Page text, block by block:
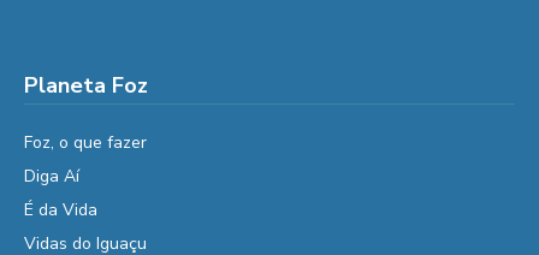
Planeta Foz
Foz, o que fazer
Diga Aí
É da Vida
Vidas do Iguaçu